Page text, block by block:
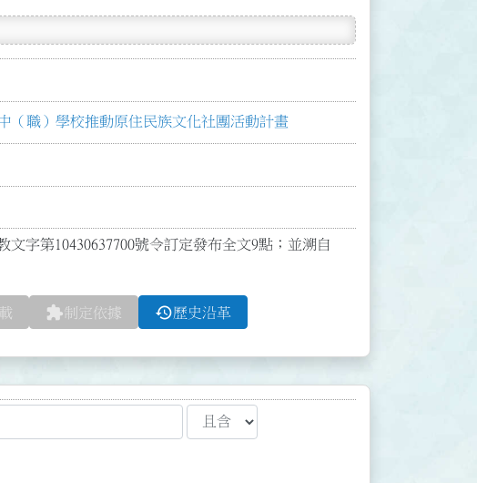
（職）學校推動原住民族文化社團活動計畫
字第10430637700號令訂定發布全文9點；並溯自
extension制定依據 history歷史沿革